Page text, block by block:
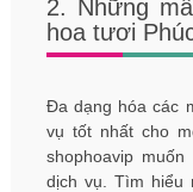
2. Những
hoa tươi
Đa dạng hóa các
vụ tốt nhất cho
shophoavip
dịch vụ. Tìm hiểu